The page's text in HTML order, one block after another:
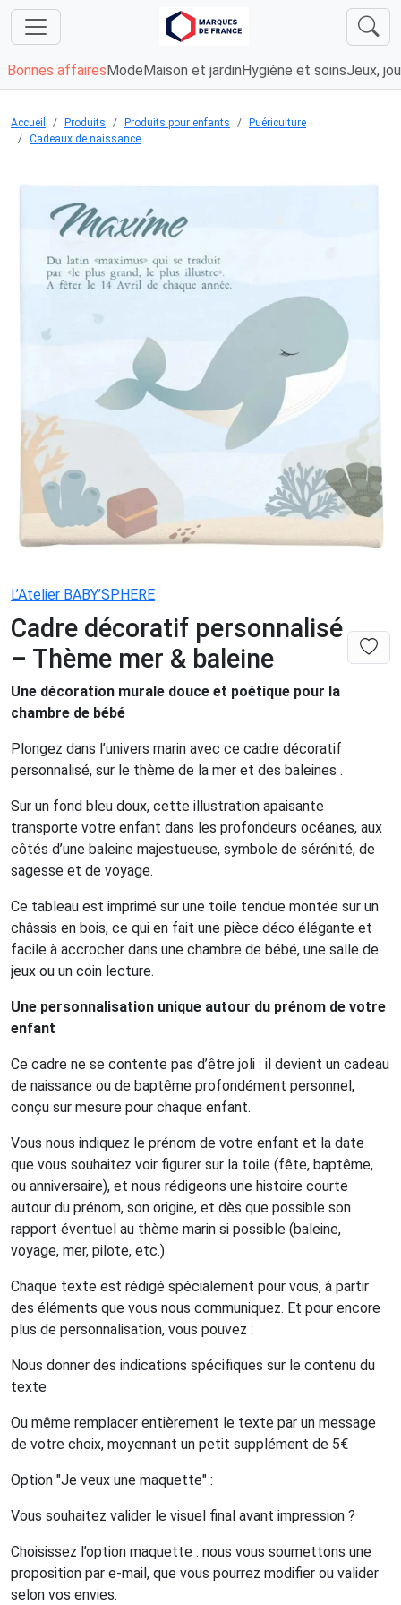
Bonnes affaires Mode Maison et jardin Hygiène et soinsJeux,
Accueil Produits Produits pour enfants
Puériculture
Cadeaux de naissance
L’Atelier BABY’SPHERE
Cadre décoratif personnalisé
– Thème mer & baleine
Une décoration murale douce et poétique pour la
chambre de bébé
Plongez dans l’univers marin avec ce cadre décoratif
personnalisé, sur le thème de la mer et des baleines .
Sur un fond bleu doux, cette illustration apaisante
transporte votre enfant dans les profondeurs océanes, aux
côtés d’une baleine majestueuse, symbole de sérénité, de
sagesse et de voyage.
Ce tableau est imprimé sur une toile tendue montée sur un
châssis en bois, ce qui en fait une pièce déco élégante et
facile à accrocher dans une chambre de bébé, une salle de
jeux ou un coin lecture.
Une personnalisation unique autour du prénom de votre
enfant
Ce cadre ne se contente pas d’être joli : il devient un cadeau
de naissance ou de baptême profondément personnel,
conçu sur mesure pour chaque enfant.
Vous nous indiquez le prénom de votre enfant et la date
que vous souhaitez voir figurer sur la toile (fête, baptême,
ou anniversaire), et nous rédigeons une histoire courte
autour du prénom, son origine, et dès que possible son
rapport éventuel au thème marin si possible (baleine,
voyage, mer, pilote, etc.)
Chaque texte est rédigé spécialement pour vous, à partir
des éléments que vous nous communiquez. Et pour encore
plus de personnalisation, vous pouvez :
Nous donner des indications spécifiques sur le contenu du
texte
Ou même remplacer entièrement le texte par un message
de votre choix, moyennant un petit supplément de 5€
Option "Je veux une maquette" :
Vous souhaitez valider le visuel final avant impression ?
Choisissez l’option maquette : nous vous soumettons une
proposition par e-mail, que vous pourrez modifier ou valider
selon vos envies.